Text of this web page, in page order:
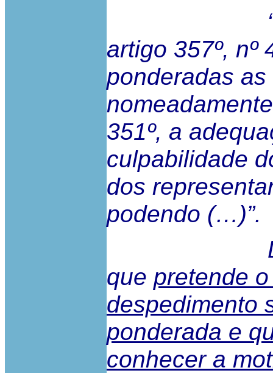
“Por
artigo 357º, nº
ponderadas
351º, a
culpabilidade
dos
podendo (…)”.
Do nº 4
que pretende
despedimento
ponderada e
conhecer a